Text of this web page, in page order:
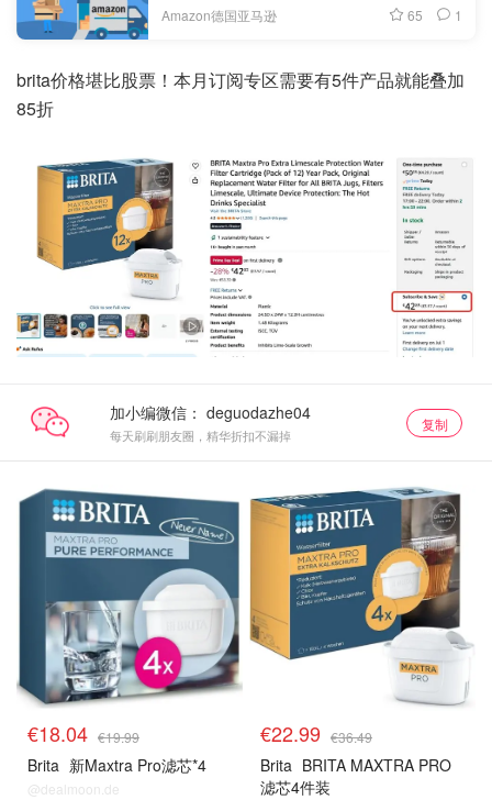
Amazon德国亚马逊 65 1
brita价格堪比股票！本月订阅专区需要有5件产品就能叠加
85折
加小编微信：
每天刷刷朋友圈，精华折扣不漏掉
复制
€18.04 €19.99
Brita 新Maxtra Pro滤芯*4
@dealmoon.de
€22.99 €36.49
Brita BRITA MAXTRA PRO
滤芯4件装